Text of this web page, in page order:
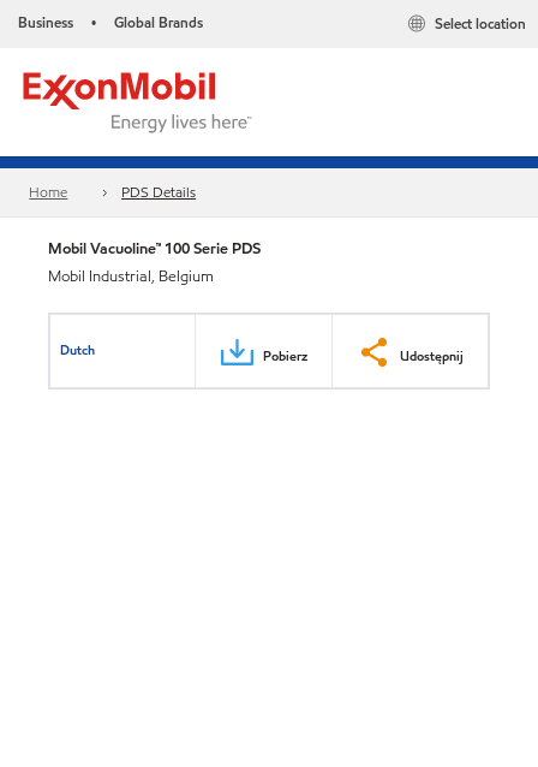
Business • Global Brands Select location
Home PDS Details
Mobil Vacuoline™ 100 Serie PDS
Mobil Industrial, Belgium
Dutch Pobierz Udostępnij